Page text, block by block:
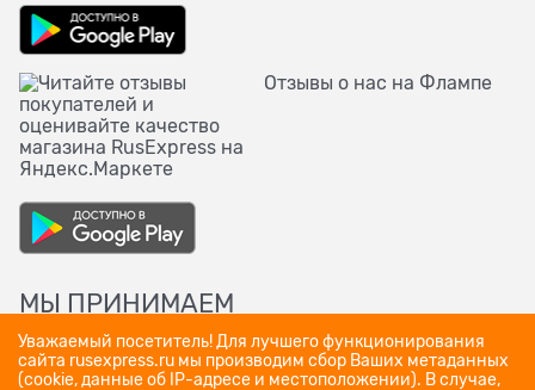
Отзывы о нас на Флампе
МЫ ПРИНИМАЕМ
Уважаемый посетитель! Для лучшего функционирования
сайта rusexpress.ru мы производим сбор Ваших метаданных
(cookie, данные об IP-адресе и местоположении). В случае,